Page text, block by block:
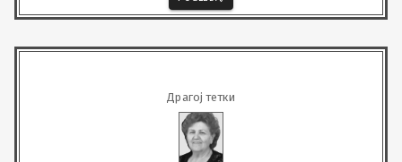
Драгој тетки